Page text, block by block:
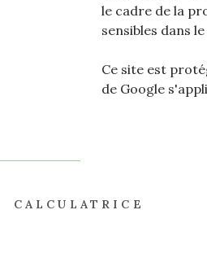
le cadre de la
sensibles dans
Ce site est
de Google
CALCULATRICE